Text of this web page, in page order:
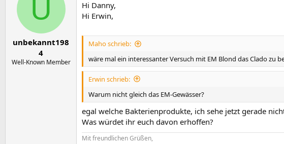
U
unbekannt198
4
Well-Known Member
Hi Danny,
Hi Erwin,
Maho schrieb:
wäre mal ein interessanter Versuch mit EM Blond das Clado zu
Erwin schrieb:
Warum nicht gleich das EM-Gewässer?
egal welche Bakterienprodukte, ich sehe jetzt gerade
Was würdet ihr euch davon erhoffen?
Mit freundlichen Grüßen,